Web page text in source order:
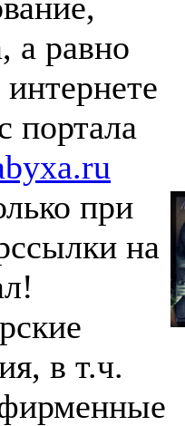
а равно
портала
при
на
в т.ч.